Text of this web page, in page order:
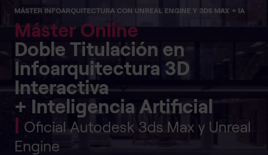
MÁSTER INFOARQUITECTURA CON UNREAL ENGINE Y 3DS MAX + IA
Máster Online
Doble Titulación en
Infoarquitectura 3D
Interactiva
+ Inteligencia Artificial
| Oficial Autodesk 3ds Max y Unreal
Engine